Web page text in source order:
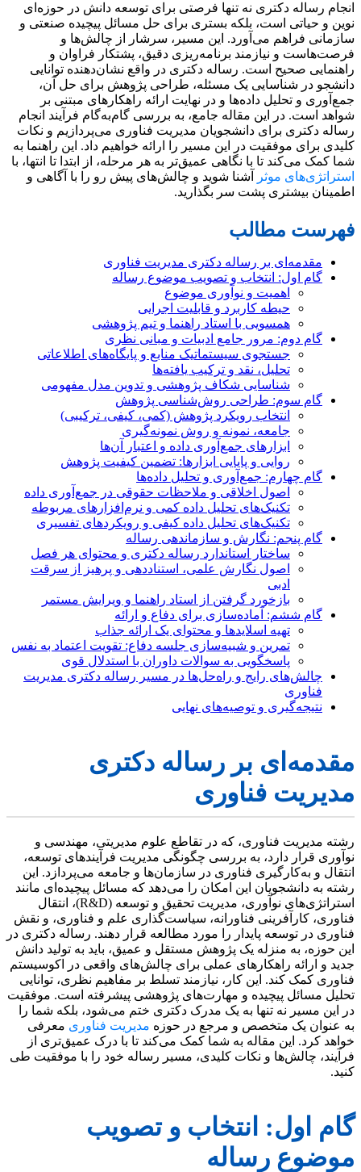
انجام رساله دکتری نه تنها فرصتی برای توسعه دانش در حوزه‌ای
نوین و حیاتی است، بلکه بستری برای حل مسائل پیچیده صنعتی و
سازمانی فراهم می‌آورد. این مسیر، سرشار از چالش‌ها و
فرصت‌هاست و نیازمند برنامه‌ریزی دقیق، پشتکار فراوان و
راهنمایی صحیح است. رساله دکتری در واقع نشان‌دهنده توانایی
دانشجو در شناسایی یک مسئله، طراحی پژوهش برای حل آن،
جمع‌آوری و تحلیل داده‌ها و در نهایت ارائه راهکارهای مبتنی بر
شواهد است. در این مقاله جامع، به بررسی گام‌به‌گام فرآیند انجام
رساله دکتری برای دانشجویان مدیریت فناوری می‌پردازیم و نکات
کلیدی برای موفقیت در این مسیر را ارائه خواهیم داد. این راهنما به
شما کمک می‌کند تا با نگاهی عمیق‌تر به هر مرحله، از ابتدا تا انتها، با
استراتژی‌های موثر
آشنا شوید و چالش‌های پیش رو را با آگاهی و
اطمینان بیشتری پشت سر بگذارید.
فهرست مطالب
مقدمه‌ای بر رساله دکتری مدیریت فناوری
گام اول: انتخاب و تصویب موضوع رساله
اهمیت و نوآوری موضوع
حیطه کاربرد و قابلیت اجرایی
همسویی با استاد راهنما و تیم پژوهشی
گام دوم: مرور جامع ادبیات و مبانی نظری
جستجوی سیستماتیک منابع و پایگاه‌های اطلاعاتی
تحلیل، نقد و ترکیب یافته‌ها
شناسایی شکاف پژوهشی و تدوین مدل مفهومی
گام سوم: طراحی روش‌شناسی پژوهش
انتخاب رویکرد پژوهش (کمی، کیفی، ترکیبی)
جامعه، نمونه و روش نمونه‌گیری
ابزارهای جمع‌آوری داده و اعتبار آن‌ها
روایی و پایایی ابزارها: تضمین کیفیت پژوهش
گام چهارم: جمع‌آوری و تحلیل داده‌ها
اصول اخلاقی و ملاحظات حقوقی در جمع‌آوری داده
تکنیک‌های تحلیل داده کمی و نرم‌افزارهای مربوطه
تکنیک‌های تحلیل داده کیفی و رویکردهای تفسیری
گام پنجم: نگارش و سازماندهی رساله
ساختار استاندارد رساله دکتری و محتوای هر فصل
اصول نگارش علمی، استناددهی و پرهیز از سرقت
ادبی
بازخورد گرفتن از استاد راهنما و ویرایش مستمر
گام ششم: آماده‌سازی برای دفاع و ارائه
تهیه اسلایدها و محتوای یک ارائه جذاب
تمرین و شبیه‌سازی جلسه دفاع: تقویت اعتماد به نفس
پاسخگویی به سوالات داوران با استدلال قوی
چالش‌های رایج و راه‌حل‌ها در مسیر رساله دکتری مدیریت
فناوری
نتیجه‌گیری و توصیه‌های نهایی
مقدمه‌ای بر رساله دکتری
مدیریت فناوری
رشته مدیریت فناوری، که در تقاطع علوم مدیریتی، مهندسی و
نوآوری قرار دارد، به بررسی چگونگی مدیریت فرآیندهای توسعه،
انتقال و به‌کارگیری فناوری در سازمان‌ها و جامعه می‌پردازد. این
رشته به دانشجویان این امکان را می‌دهد که مسائل پیچیده‌ای مانند
استراتژی‌های نوآوری، مدیریت تحقیق و توسعه (R&D)، انتقال
فناوری، کارآفرینی فناورانه، سیاست‌گذاری علم و فناوری، و نقش
فناوری در توسعه پایدار را مورد مطالعه قرار دهند. رساله دکتری در
این حوزه، به منزله یک پژوهش مستقل و عمیق، باید به تولید دانش
جدید و ارائه راهکارهای عملی برای چالش‌های واقعی در اکوسیستم
فناوری کمک کند. این کار، نیازمند تسلط بر مفاهیم نظری، توانایی
تحلیل مسائل پیچیده و مهارت‌های پژوهشی پیشرفته است. موفقیت
در این مسیر نه تنها به یک مدرک دکتری ختم می‌شود، بلکه شما را
به عنوان یک متخصص و مرجع در حوزه مدیریت فناوری معرفی
خواهد کرد. این مقاله به شما کمک می‌کند تا با درک عمیق‌تری از
فرآیند، چالش‌ها و نکات کلیدی، مسیر رساله خود را با موفقیت طی
کنید.
گام اول: انتخاب و تصویب
موضوع رساله